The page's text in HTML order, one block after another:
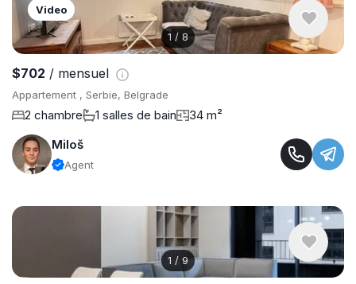
1 / 8
Video
$702 / mensuel
Appartement , Serbie, Belgrade
2 chambre 1 salles de bain
34 m²
Miloš
Agent
1 / 9